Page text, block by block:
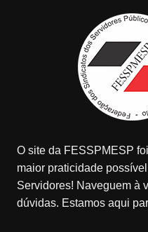
O site da FESSPMESP
maior praticidade
Servidores! Naveguem à
dúvidas. Estamos aqui